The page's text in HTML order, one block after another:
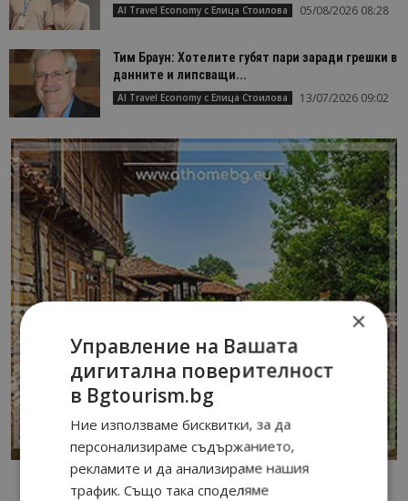
AI Travel Economy с Елица Стоилова 05/08/2026 08:28
Тим Браун: Хотелите губят пари заради грешки в
данните и липсващи...
AI Travel Economy с Елица Стоилова 13/07/2026 09:02
×
Управление на Вашата
дигитална поверителност
в Bgtourism.bg
Ние използваме бисквитки, за да
персонализираме съдържанието,
рекламите и да анализираме нашия
трафик. Също така споделяме